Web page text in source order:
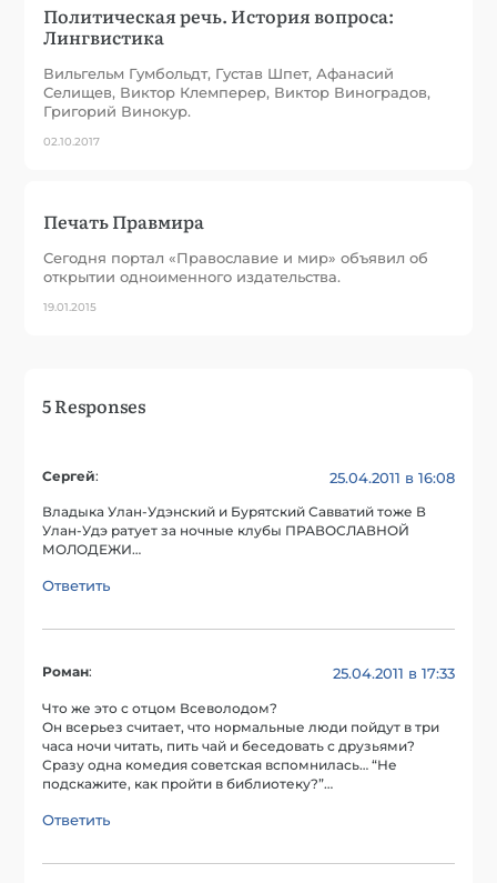
Политическая речь. История вопроса:
Лингвистика
Вильгельм Гумбольдт, Густав Шпет, Афанасий
Селищев, Виктор Клемперер, Виктор Виноградов,
Григорий Винокур.
02.10.2017
Печать Правмира
Сегодня портал «Православие и мир» объявил об
открытии одноименного издательства.
19.01.2015
5 Responses
Сергей: 25.04.2011 в 16:08
Владыка Улан-Удэнский и Бурятский Савватий тоже В
Улан-Удэ ратует за ночные клубы ПРАВОСЛАВНОЙ
МОЛОДЕЖИ…
Ответить
Роман: 25.04.2011 в 17:33
Что же это с отцом Всеволодом?
Он всерьез считает, что нормальные люди пойдут в три
часа ночи читать, пить чай и беседовать с друзьями?
Сразу одна комедия советская вспомнилась… “Не
подскажите, как пройти в библиотеку?”…
Ответить